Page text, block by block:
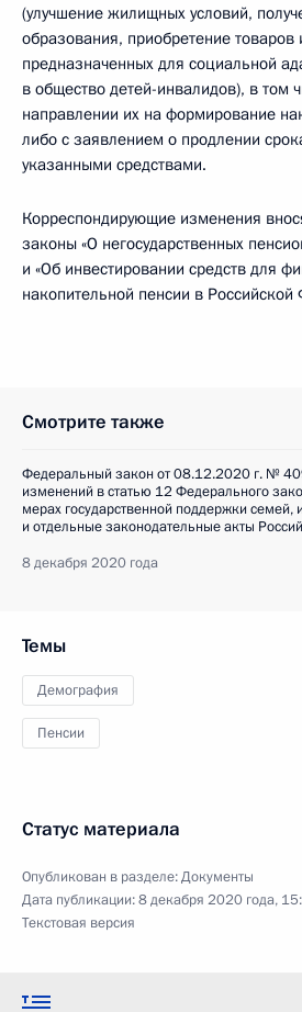
(улучшение жилищных условий,
образования, приобретение товаров
предназначенных для социальной
в общество детей-инвалидов), в том
направлении их на формирование
либо с заявлением о продлении
указанными средствами.
Корреспондирующие изменения
законы «О негосударственных
и «Об инвестировании средств для
накопительной пенсии в Российской
Смотрите также
Федеральный закон от 08.12.2020 г. №
изменений в статью 12 Федерального
мерах государственной поддержки семей,
и отдельные законодательные акты
8 декабря 2020 года
Темы
Демография
Пенсии
Статус материала
Опубликован в разделе:Документы
Дата публикации:8 декабря 2020 года,
Текстовая версия